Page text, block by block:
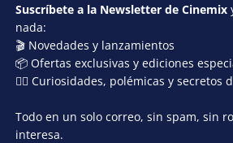
Suscríbete a la Newsletter de Cinemix
nada:
🎬 Novedades y lanzamientos
📦 Ofertas exclusivas y ediciones
🕵️‍♂️ Curiosidades, polémicas y secretos
Todo en un solo correo, sin spam, sin
interesa.